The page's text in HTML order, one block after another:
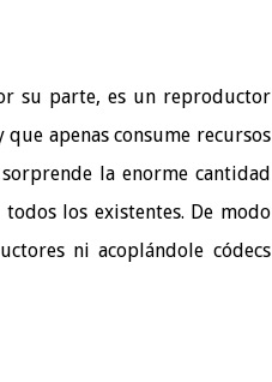
su parte, es un reproductor
apenas consume recursos
la enorme cantidad
los existentes. De modo
ni acoplándole códecs